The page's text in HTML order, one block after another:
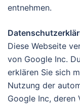
entnehmen.
Diese Webseite
von Google Inc.
erklären Sie sich
Nutzung der
Google Inc,